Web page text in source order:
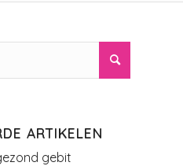
ARTIKELEN
gebit